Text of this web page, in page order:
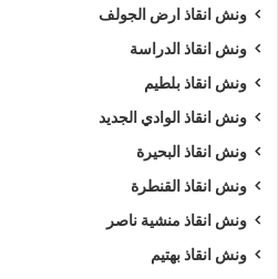
ونش انقاذ ارض الجولف
ونش انقاذ الدراسة
ونش انقاذ بلطيم
ونش انقاذ الوادي الجديد
ونش انقاذ البحيرة
ونش انقاذ القنطرة
ونش انقاذ منشية ناصر
ونش انقاذ بهتيم